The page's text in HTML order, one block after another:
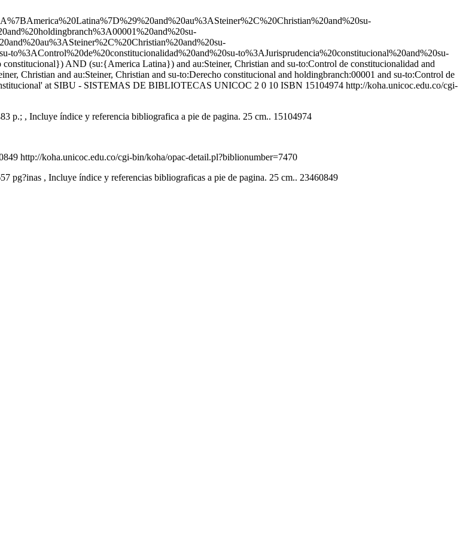
to%3AJurisprudencia%20constitucional%20and%20su-
constitucional}) AND (su:{America Latina}) and au:Steiner, Christian and su-to:Control de constitucionalidad and
Christian and au:Steiner, Christian and su-to:Derecho constitucional and holdingbranch:00001 and su-to:Control de
at SIBU - SISTEMAS DE BIBLIOTECAS UNICOC 2 0 10 ISBN 15104974 http://koha.unicoc.edu.co/cgi-
p.; , Incluye índice y referencia bibliografica a pie de pagina. 25 cm.. 15104974
http://koha.unicoc.edu.co/cgi-bin/koha/opac-detail.pl?biblionumber=7470
pg?inas , Incluye índice y referencias bibliograficas a pie de pagina. 25 cm.. 23460849